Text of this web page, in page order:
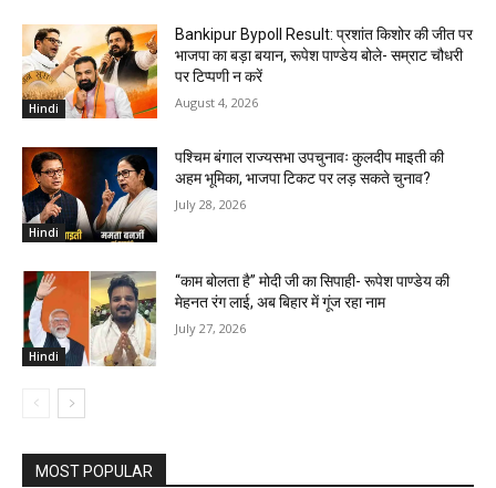
Hindi
Bankipur Bypoll Result: प्रशांत किशोर की जीत पर
भाजपा का बड़ा बयान, रूपेश पाण्डेय बोले- सम्राट चौधरी
पर टिप्पणी न करें
August 4, 2026
Hindi
पश्चिम बंगाल राज्यसभा उपचुनावः कुलदीप माइती की
अहम भूमिका, भाजपा टिकट पर लड़ सकते चुनाव?
July 28, 2026
Hindi
“काम बोलता है” मोदी जी का सिपाही- रूपेश पाण्डेय की
मेहनत रंग लाई, अब बिहार में गूंज रहा नाम
July 27, 2026
MOST POPULAR